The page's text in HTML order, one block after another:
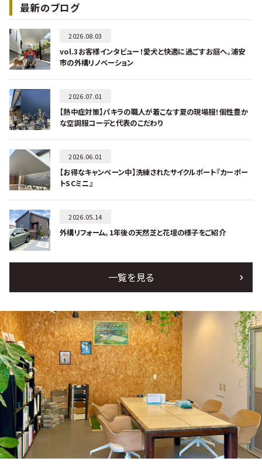
最新のブログ
2026.08.03
vol.3お客様インタビュー！愛犬と快適に過ごすお庭へ。浦安
市の外構リノベーション
2026.07.01
【熱中症対策】パキラの職人が着こなす夏の現場服！個性豊か
な空調服コーデと代表のこだわり
2026.06.01
【お得なキャンペーン中】洗練されたサイクルポート『カーポー
トSCミニ』
2026.05.14
外構リフォーム。1年後の天然芝と花壇の様子をご紹介
一覧を見る